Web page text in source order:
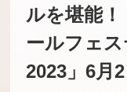
ルを堪能
ールフェ
2023」6月